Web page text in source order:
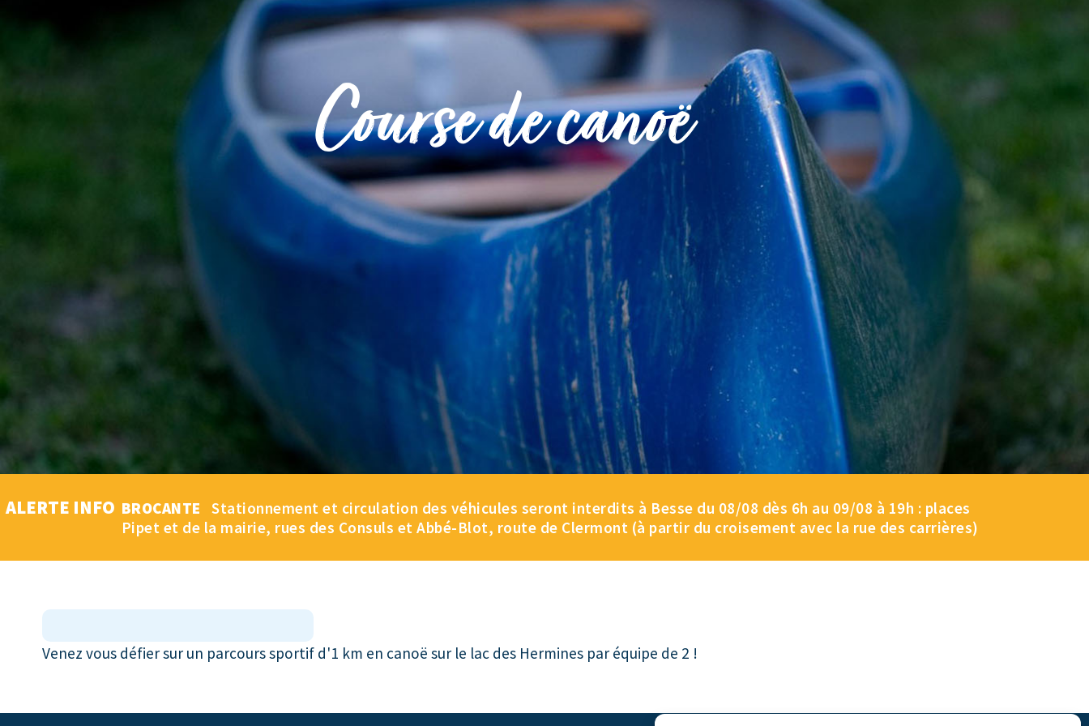
MA COMMUNE
MON QUOTIDIEN
MES DÉMARCHES
MES LOISIRS
Course de canoë
ALERTE INFO BROCANTE Stationnement et circulation des véhicules seront interdits à Besse du 08/08 dès 6h au 09/08 à 19h : places
Pipet et de la mairie, rues des Consuls et Abbé-Blot, route de Clermont (à partir du croisement avec la rue des carrières)
Venez vous défier sur un parcours sportif d'1 km en canoë sur le lac des Hermines par équipe de 2 !